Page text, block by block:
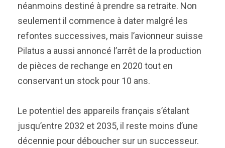
néanmoins destiné à prendre sa retraite. Non
seulement il commence à dater malgré les
refontes successives, mais l’avionneur suisse
Pilatus a aussi annoncé l’arrêt de la production
de pièces de rechange en 2020 tout en
conservant un stock pour 10 ans.
Le potentiel des appareils français s’étalant
jusqu’entre 2032 et 2035, il reste moins d’une
décennie pour déboucher sur un successeur.